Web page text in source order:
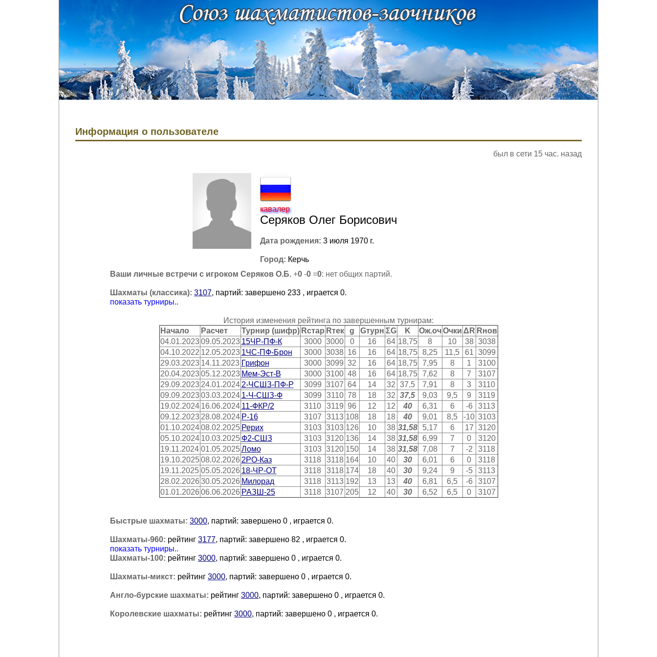
Информация о пользователе
был в сети 15 час. назад
кавалер
Серяков Олег Борисович
Дата рождения: 3 июля 1970 г.
Город: Керчь
Ваши личные встречи с игроком Серяков О.Б. +0 -0 =0: нет общих партий.
Шахматы (классика): 3107, партий: завершено 233 , играется 0.
показать турниры..
История изменения рейтинга по завершенным турнирам:
Начало
Расчет Турнир (шифр) Rстар Rтек g Gтурн ΣG K Ож.очОчки ΔR Rнов
04.01.202309.05.2023 15ЧР-ПФ-К 3000 3000 0 16 64 18,75 8 10 38 3038
04.10.2022 12.05.2023 1ЧС-ПФ-Брон 3000 3038 16 16 64 18,75 8,25 11,5 61 3099
29.03.2023 14.11.2023 Грифон 3000 3099 32 16 64 18,75 7,95 8 1
3100
20.04.202305.12.2023 Мем-Эст-B 3000 3100 48 16 64 18,75 7,62 8 7
3107
29.09.2023 24.01.2024 2-ЧСШЗ-ПФ-Р 3099 3107 64 14 32 37,5 7,91 8 3
3110
09.09.202303.03.2024 1-Ч-СШЗ-Ф 3099 3110 78 18 32 37,5 9,03 9,5 9
3119
19.02.2024 16.06.2024 11-ФКР/2 3110 3119 96 12 12 40 6,31 6 -6
3113
09.12.2023 28.08.2024 Р-16 3107 3113 108 18 18 40 9,01 8,5 -10 3103
01.10.202408.02.2025 Рерих 3103 3103 126 10 38 31,58 5,17 6 17 3120
05.10.2024 10.03.2025 Ф2-СШЗ 3103 3120 136 14 38 31,58 6,99 7 0
3120
19.11.2024 01.05.2025Ломо 3103 3120 150 14 38 31,58 7,08 7 -2
3118
19.10.202508.02.2026 2РО-Каз 3118 3118 164 10 40 30 6,01 6 0
3118
19.11.2025 05.05.2026 18-ЧР-ОТ 3118 3118 174 18 40 30 9,24 9 -5
3113
28.02.2026 30.05.2026 Милорад 3118 3113 192 13 13 40 6,81 6,5 -6
3107
01.01.2026 06.06.2026 РАЗШ-25 3118 3107 205 12 40 30 6,52 6,5 0 3107
Быстрые шахматы: 3000, партий: завершено 0 , играется 0.
Шахматы-960: рейтинг 3177, партий: завершено 82 , играется 0.
показать турниры..
Шахматы-100: рейтинг 3000, партий: завершено 0 , играется 0.
Шахматы-микст: рейтинг 3000, партий: завершено 0 , играется 0.
Англо-бурские шахматы: рейтинг 3000, партий: завершено 0 , играется 0.
Королевские шахматы: рейтинг 3000, партий: завершено 0 , играется 0.